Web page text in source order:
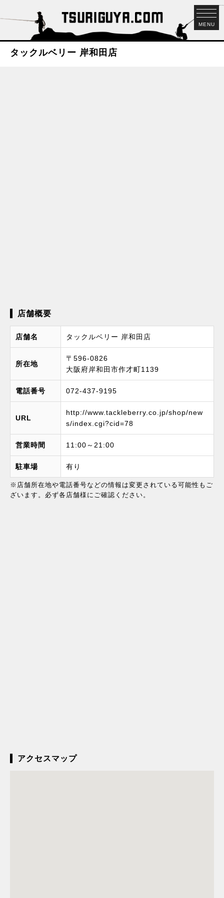
MENU
タックルベリー 岸和田店
店舗概要
店舗名 タックルベリー 岸和田店
所在地
〒596-0826
大阪府岸和田市作才町1139
電話番号 072-437-9195
URL
http://www.tackleberry.co.jp/shop/new
s/index.cgi?cid=78
営業時間 11:00～21:00
駐車場 有り
※店舗所在地や電話番号などの情報は変更されている可能性もご
ざいます。必ず各店舗様にご確認ください。
アクセスマップ